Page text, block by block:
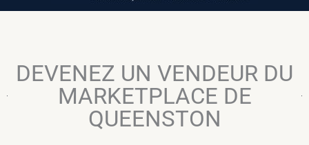
DEVENEZ UN VENDEUR DU
MARKETPLACE DE
QUEENSTON